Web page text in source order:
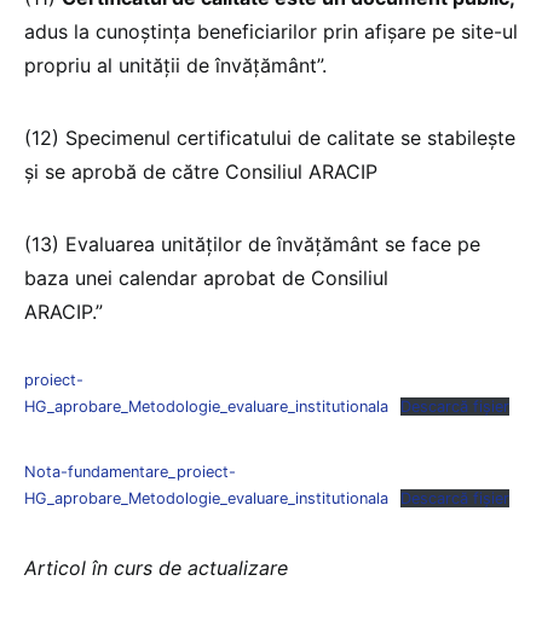
adus la cunoștința beneficiarilor prin afișare pe site-ul
propriu al unității de învățământ”.
(12) Specimenul certificatului de calitate se stabilește
și se aprobă de către Consiliul ARACIP
(13) Evaluarea unităților de învățământ se face pe
baza unei calendar aprobat de Consiliul
ARACIP.”
proiect-
HG_aprobare_Metodologie_evaluare_institutionala
Descarcă fișier
Nota-fundamentare_proiect-
HG_aprobare_Metodologie_evaluare_institutionala
Descarcă fișier
Articol în curs de actualizare